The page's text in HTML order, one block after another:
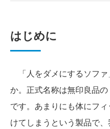
はじめに
「人をダメにするソフ
か。正式名称は無印良品の
です。あまりにも体にフ
けてしまうという製品で